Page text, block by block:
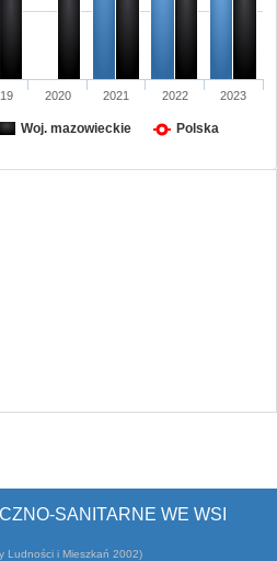
2020 2021 2022 2023
Woj. mazowieckie Polska
SANITARNE WE WSI
Ludności i Mieszkań 2002)